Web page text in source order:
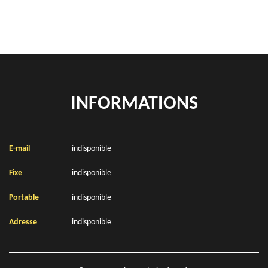
INFORMATIONS
E-mail indisponible
Fixe indisponible
Portable indisponible
Adresse indisponible